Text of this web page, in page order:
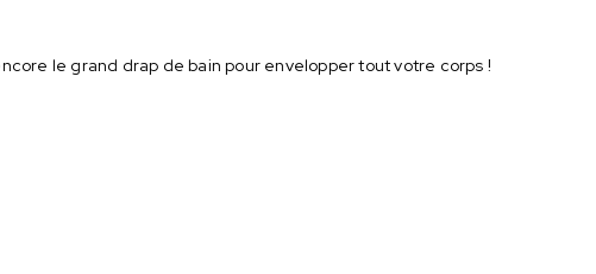
le grand drap de bain pour envelopper tout votre corps !